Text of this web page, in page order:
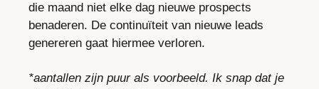
die maand niet elke dag nieuwe prospects
benaderen. De continuïteit van nieuwe leads
genereren gaat hiermee verloren.
*aantallen zijn puur als voorbeeld. Ik snap dat je